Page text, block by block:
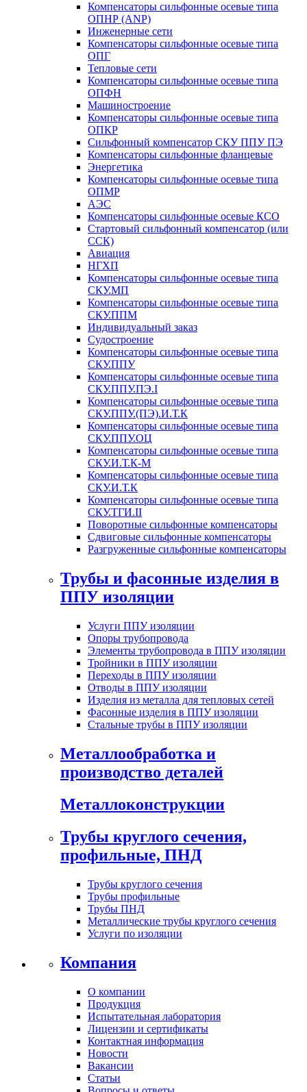
Компенсаторы сильфонные осевые типа
ОПНР (ANР)
Инженерные сети
Компенсаторы сильфонные осевые типа
ОПГ
Тепловые сети
Компенсаторы сильфонные осевые типа
ОПФН
Машиностроение
Компенсаторы сильфонные осевые типа
ОПКР
Сильфонный компенсатор СКУ ППУ ПЭ
Компенсаторы сильфонные фланцевые
Энергетика
Компенсаторы сильфонные осевые типа
ОПМР
АЭС
Компенсаторы сильфонные осевые КСО
Стартовый сильфонный компенсатор (или
ССК)
Авиация
НГХП
Компенсаторы сильфонные осевые типа
СКУ.МП
Компенсаторы сильфонные осевые типа
СКУ.ППМ
Индивидуальный заказ
Судостроение
Компенсаторы сильфонные осевые типа
СКУ.ППУ
Компенсаторы сильфонные осевые типа
СКУ.ППУ.ПЭ.I
Компенсаторы сильфонные осевые типа
СКУ.ППУ.(ПЭ).И.Т.К
Компенсаторы сильфонные осевые типа
СКУ.ППУ.ОЦ
Компенсаторы сильфонные осевые типа
СКУ.И.Т.К-М
Компенсаторы сильфонные осевые типа
СКУ.И.Т.К
Компенсаторы сильфонные осевые типа
СКУ.ТГИ.II
Поворотные сильфонные компенсаторы
Сдвиговые сильфонные компенсаторы
Разгруженные сильфонные компенсаторы
Трубы и фасонные изделия в
ППУ изоляции
Услуги ППУ изоляции
Опоры трубопровода
Элементы трубопровода в ППУ изоляции
Тройники в ППУ изоляции
Переходы в ППУ изоляции
Отводы в ППУ изоляции
Изделия из металла для тепловых сетей
Фасонные изделия в ППУ изоляции
Стальные трубы в ППУ изоляции
Металлообработка и
производство деталей
Металлоконструкции
Трубы круглого сечения,
профильные, ПНД
Трубы круглого сечения
Трубы профильные
Трубы ПНД
Металлические трубы круглого сечения
Услуги по изоляции
Компания
О компании
Продукция
Испытательная лаборатория
Лицензии и сертификаты
Контактная информация
Новости
Вакансии
Статьи